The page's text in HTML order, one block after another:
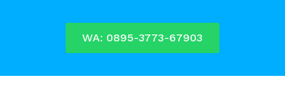
WA: 0895-3773-67903